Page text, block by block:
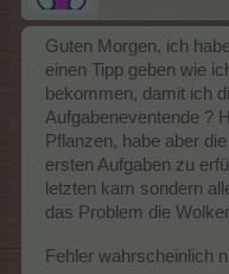
Guten Morgen, ich
einen Tipp geben wie
bekommen, damit ich
Aufgabeneventende ?
Pflanzen, habe aber
ersten Aufgaben zu
letzten kam sondern
das Problem die
Fehler wahrscheinlich